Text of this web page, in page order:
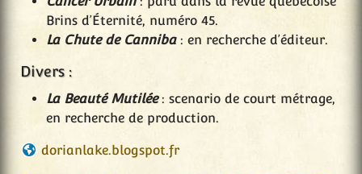
Brins d’Éternité, numéro 45.
La Chute de Canniba: en recherche d’éditeur.
Divers :
La Beauté Mutilée: scenario de court métrage,
en recherche de production.
dorianlake.blogspot.fr